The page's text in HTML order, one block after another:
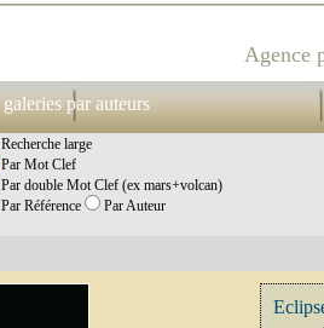
Agence
galeries par auteurs
Recherche large
Par Mot Clef
Par double Mot Clef (ex mars+volcan)
Par Référence
Par Auteur